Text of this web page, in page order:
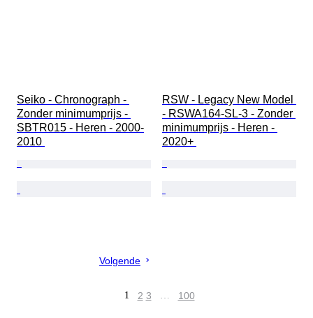
Seiko - Chronograph -
Zonder minimumprijs -
SBTR015 - Heren - 2000-
2010
RSW - Legacy New Model
- RSWA164-SL-3 - Zonder
minimumprijs - Heren -
2020+
Volgende
1 2 3 … 100